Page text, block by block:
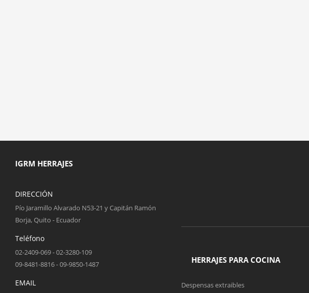
IGRM HERRAJES
DIRECCIÓN
Pío Jaramillo Alvarado N53-21 y Capitán Ramón
Borja, Quito - Ecuador
Teléfono
02-2409-069 - 02-3280-109
09-8481-8816 - 09-9850-1487
EMAIL
HERRAJES PARA COCINA
Despensas extraibles